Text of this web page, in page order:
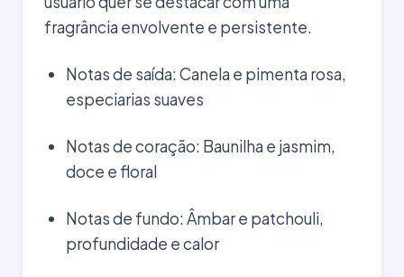
fragrância envolvente e persistente.
Notas de saída: Canela e pimenta rosa,
especiarias suaves
Notas de coração: Baunilha e jasmim,
doce e floral
Notas de fundo: Âmbar e patchouli,
profundidade e calor